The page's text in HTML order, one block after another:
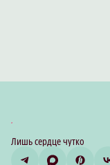
Лишь сердце чутко